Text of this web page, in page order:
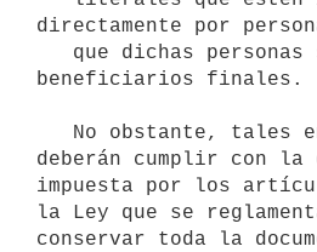
directamente por
beneficiarios finales.
deberán cumplir con la
impuesta por los
la Ley que se
conservar toda la